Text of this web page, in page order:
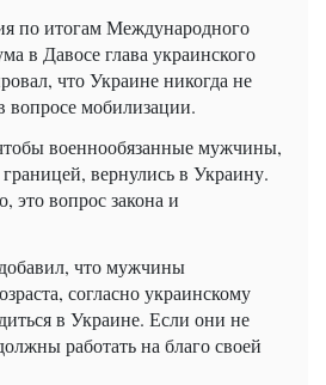
по итогам Международного
в Давосе глава украинского
что Украине никогда не
вопросе мобилизации.
военнообязанные мужчины,
границей, вернулись в Украину.
это вопрос закона и
что мужчины
согласно украинскому
в Украине. Если они не
работать на благо своей